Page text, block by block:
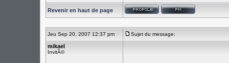
Revenir en haut de page
Jeu Sep 20, 2007 12:37 pm Sujet du message:
mikael
InvitÃ©